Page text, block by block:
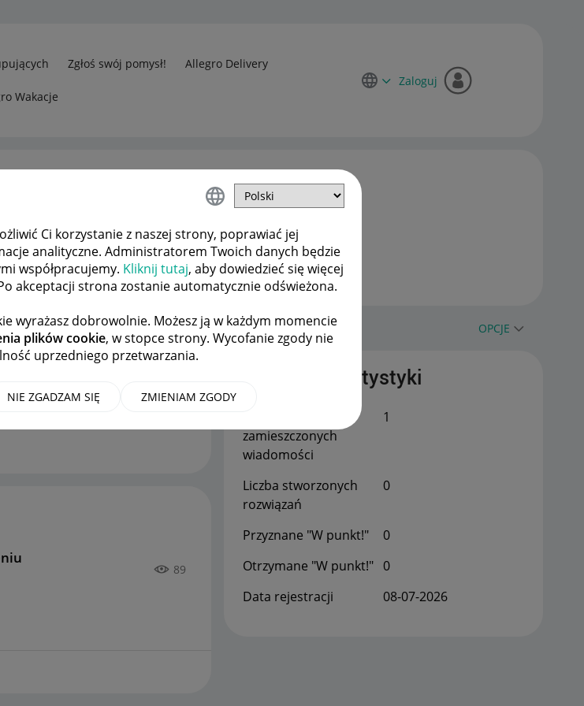
Ci korzystanie z naszej strony, poprawiać jej
analityczne. Administratorem Twoich danych będzie
współpracujemy. Kliknij tutaj, aby dowiedzieć się więcej
akceptacji strona zostanie automatycznie odświeżona.
wyrażasz dobrowolnie. Możesz ją w każdym momencie
plików cookie, w stopce strony. Wycofanie zgody nie
uprzedniego przetwarzania.
NIE ZGADZAM SIĘ ZMIENIAM ZGODY
Zgłoś swój pomysł! Allegro Delivery
Wakacje
Zaloguj
OPCJE
na zamowieniu
89
Publiczne statystyki
zamieszczonych
wiadomości
1
Liczba stworzonych
rozwiązań
0
Przyznane "W punkt!"
0
Otrzymane "W punkt!" 0
Data rejestracji
‎08-07-2026